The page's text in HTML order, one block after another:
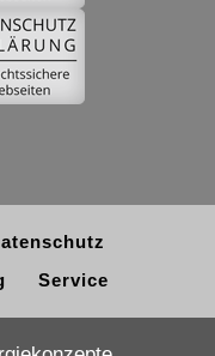
Service